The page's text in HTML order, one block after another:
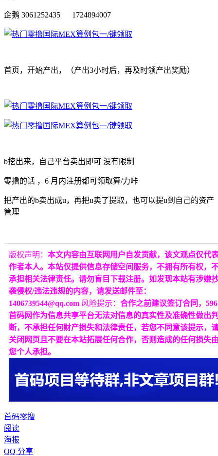
企鹅 3061252435 1724894007
首页，开始产出，（产出3小时后，再及时领产出奖励）
b挖出来，自己平台卖出即可 没有限制
零撸的话 ，6 月内注册都可领取算/力咔
把产出的b卖出成u，再把u卖了提取，也可以提u到自己的资产
管理
版权声明： 本文内容由互联网用户自发贡献，该文观点仅代
作者本人。本站仅提供信息存储空间服务，不拥有所有权，
承担相关法律责任。请勿盲目下载注册。如发现本站有涉嫌
袭侵权/违法违规的内容，请发送邮件至：
1406739544@qq.com 风险提示： 合作之前建议签订合同，596
首码网作为信息共享平台无法对信息的真实性及准确性做出
断，不承担任何财产损失和法律责任，若您不同意该提示，
关闭网页且不要在本站拓展任何合作，否则造成的任何损失
您个人承担。
首码零撸
阅读
海报
QQ 分享